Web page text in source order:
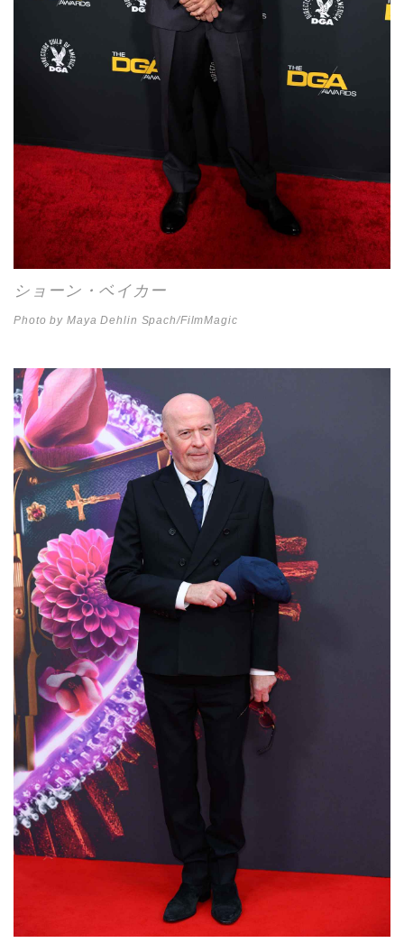
ショーン・ベイカー
Photo by Maya Dehlin Spach/FilmMagic